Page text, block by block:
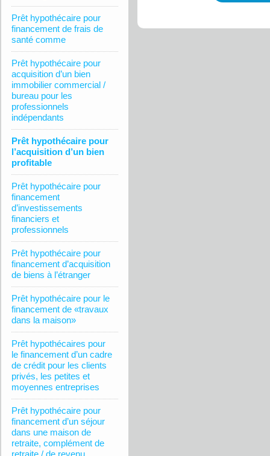
Prêt hypothécaire pour
financement de frais de
santé comme
Prêt hypothécaire pour
acquisition d’un bien
immobilier commercial /
bureau pour les
professionnels
indépendants
Prêt hypothécaire pour
l’acquisition d’un bien
profitable
Prêt hypothécaire pour
financement
d’investissements
financiers et
professionnels
Prêt hypothécaire pour
financement d’acquisition
de biens à l’étranger
Prêt hypothécaire pour le
financement de «travaux
dans la maison»
Prêt hypothécaires pour
le financement d’un cadre
de crédit pour les clients
privés, les petites et
moyennes entreprises
Prêt hypothécaire pour
financement d’un séjour
dans une maison de
retraite, complément de
retraite / de revenu